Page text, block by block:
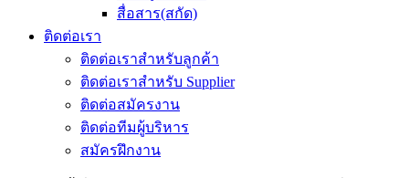
สื่อสาร(สกัด)
ติดต่อเรา
ติดต่อเราสำหรับลูกค้า
ติดต่อเราสำหรับ Supplier
ติดต่อสมัครงาน
ติดต่อทีมผู้บริหาร
สมัครฝึกงาน